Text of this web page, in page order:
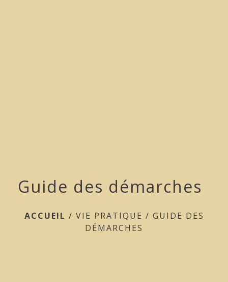
Guide des démarches
ACCUEIL / VIE PRATIQUE / GUIDE DES
DÉMARCHES